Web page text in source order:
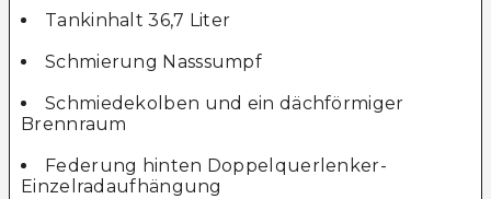
Tankinhalt 36,7 Liter
Schmierung Nasssumpf
Schmiedekolben und ein dächförmiger
Brennraum
Federung hinten Doppelquerlenker-
Einzelradaufhängung